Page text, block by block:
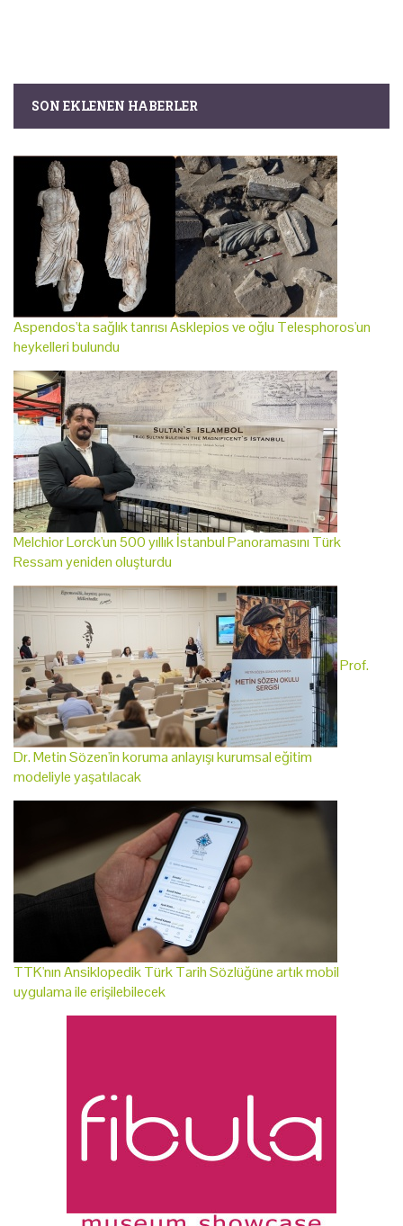
SON EKLENEN HABERLER
Aspendos'ta sağlık tanrısı Asklepios ve oğlu Telesphoros'un
heykelleri bulundu
Melchior Lorck'un 500 yıllık İstanbul Panoramasını Türk
Ressam yeniden oluşturdu
Prof.
Dr. Metin Sözen'in koruma anlayışı kurumsal eğitim
modeliyle yaşatılacak
TTK'nın Ansiklopedik Türk Tarih Sözlüğüne artık mobil
uygulama ile erişilebilecek